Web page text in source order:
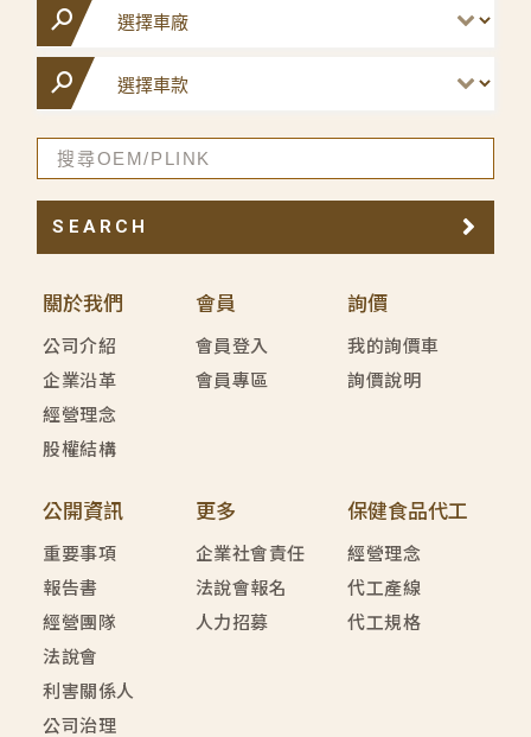
關於我們
公司介紹
企業沿革
經營理念
股權結構
會員
會員登入
會員專區
詢價
我的詢價車
詢價說明
公開資訊
重要事項
報告書
經營團隊
法說會
利害關係人
公司治理
更多
企業社會責任
法說會報名
人力招募
保健食品代工
經營理念
代工產線
代工規格
SEARCH